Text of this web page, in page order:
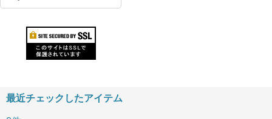
最近チェックしたアイテム